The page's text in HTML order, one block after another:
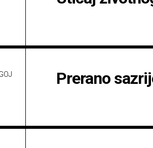
Prerano